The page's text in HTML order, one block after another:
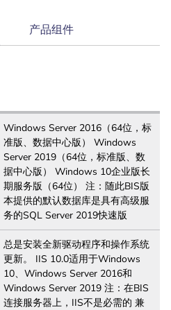
产品组件
Windows Server 2016（64位，标
准版、数据中心版） Windows
Server 2019（64位，标准版、数
据中心版） Windows 10企业版长
期服务版（64位） 注：随此BIS版
本提供的默认数据库是具有高级服
务的SQL Server 2019快速版
总是安装全新驱动程序和操作系统
更新。 IIS 10.0适用于Windows
10、Windows Server 2016和
Windows Server 2019 注：在BIS
连接服务器上，IIS不是必需的 兼